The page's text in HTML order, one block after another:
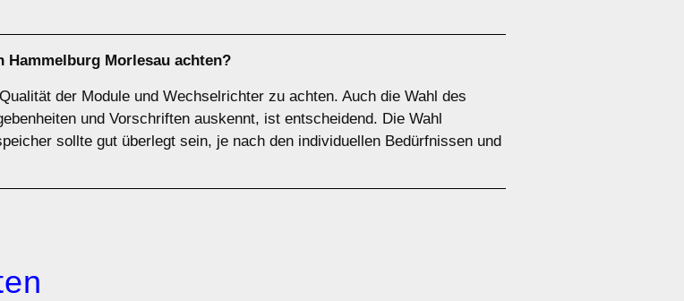
Morlesau achten?
der Module und Wechselrichter zu achten. Auch die Wahl des
und Vorschriften auskennt, ist entscheidend. Die Wahl
sollte gut überlegt sein, je nach den individuellen Bedürfnissen und